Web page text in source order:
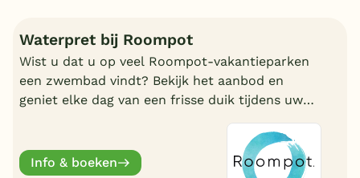
Waterpret bij Roompot
Wist u dat u op veel Roompot-vakantieparken
een zwembad vindt? Bekijk het aanbod en
geniet elke dag van een frisse duik tijdens uw
Info & boeken